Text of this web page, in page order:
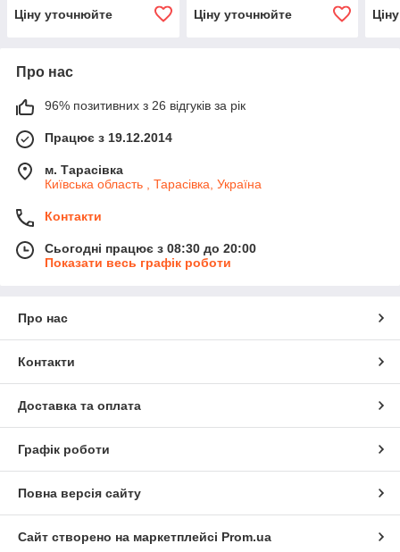
Ціну уточнюйте
Ціну уточнюйте
Про нас
96% позитивних з 26 відгуків за рік
Працює з 19.12.2014
м. Тарасівка
Київська область , Тарасівка, Україна
Контакти
Сьогодні працює з 08:30 до 20:00
Показати весь графік роботи
Про нас
Контакти
Доставка та оплата
Графік роботи
Повна версія сайту
Сайт створено на маркетплейсі Prom.ua